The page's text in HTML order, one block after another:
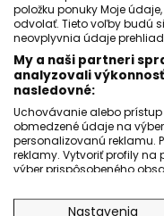
položku ponuky Moje
odvolať. Tieto voľby budú
neovplyvnia údaje
My a naši partneri
analyzovali
nasledovné:
Uchovávanie alebo
obmedzené údaje na
personalizovanú reklamu.
reklamy. Vytvoriť profily na
výber prispôsobeného
štatistík alebo spájania
zlepšovanie služieb.
Nastavenia